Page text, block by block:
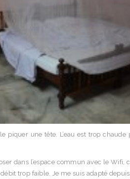
piquer une tête. L’eau est trop
dans l’espace commun avec le Wifi,
trop faible. Je me suis adapté